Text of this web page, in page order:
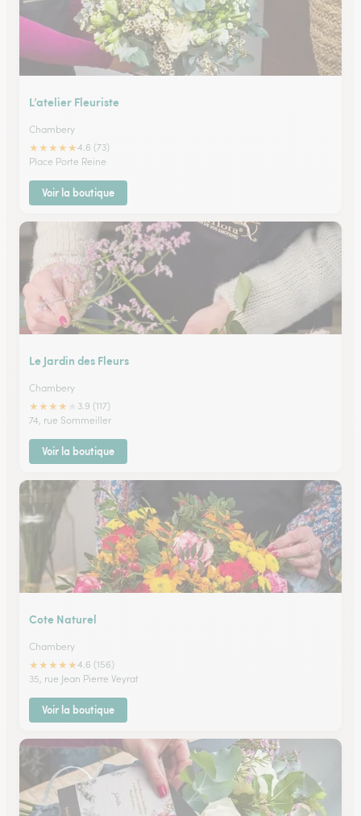
L’atelier Fleuriste
Chambery
★★★★★4.6 (73)
Place Porte Reine
Voir la boutique
Le Jardin des Fleurs
Chambery
★★★★
3.9 (117)
74, rue Sommeiller
Voir la boutique
Cote Naturel
Chambery
★★★★★4.6 (156)
35, rue Jean Pierre Veyrat
Voir la boutique